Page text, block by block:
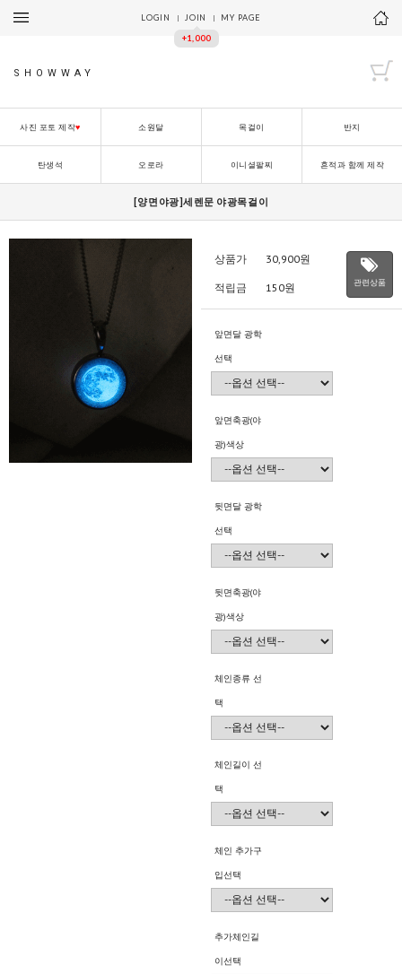
LOGIN JOIN
+1,000
MY PAGE
SHOWWAY
사진 포토 제작♥ 소원달 목걸이 반지
탄생석 오로라 이니셜팔찌 흔적과 함께 제작
[양면야광]세렌문 야광목걸이
상품가 30,900원
적립금 150원 관련상품
앞면달 광학
선택
앞면축광(야
광)색상
뒷면달 광학
선택
뒷면축광(야
광)색상
체인종류 선
택
체인길이 선
택
체인 추가구
입선택
추가체인길
이선택